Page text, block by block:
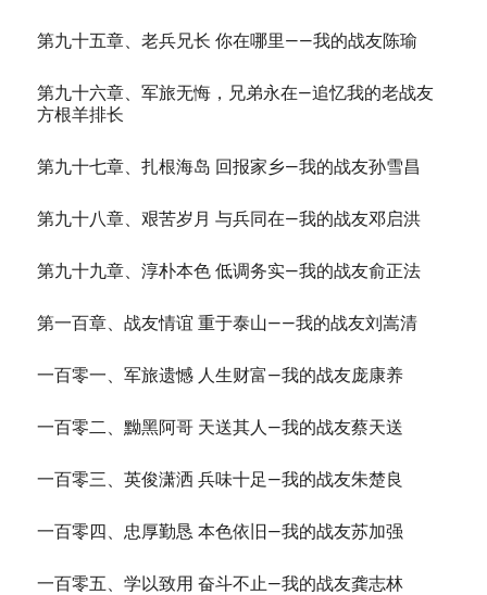
第九十五章、老兵兄长 你在哪里——我的战友陈瑜
第九十六章、军旅无悔，兄弟永在—追忆我的老战友
方根羊排长
第九十七章、扎根海岛 回报家乡—我的战友孙雪昌
第九十八章、艰苦岁月 与兵同在—我的战友邓启洪
第九十九章、淳朴本色 低调务实—我的战友俞正法
第一百章、战友情谊 重于泰山——我的战友刘嵩清
一百零一、军旅遗憾 人生财富—我的战友庞康养
一百零二、黝黑阿哥 天送其人—我的战友蔡天送
一百零三、英俊潇洒 兵味十足—我的战友朱楚良
一百零四、忠厚勤恳 本色依旧—我的战友苏加强
一百零五、学以致用 奋斗不止—我的战友龚志林